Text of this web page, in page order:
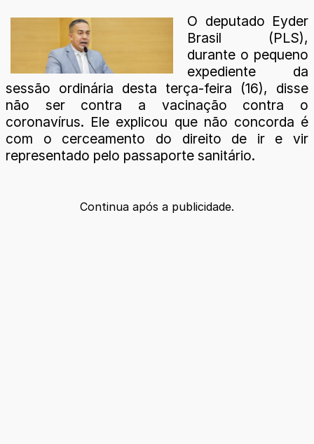
O deputado Eyder
Brasil (PLS),
durante o pequeno
expediente da
sessão ordinária desta terça-feira (16), disse
não ser contra a vacinação contra o
coronavírus. Ele explicou que não concorda é
com o cerceamento do direito de ir e vir
representado pelo passaporte sanitário.
Continua após a publicidade.